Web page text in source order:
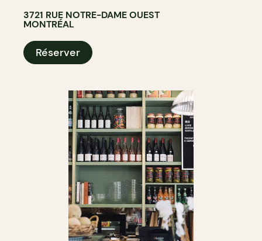
3721 RUE NOTRE-DAME OUEST
MONTRÉAL
Réserver